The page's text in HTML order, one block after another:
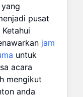
pusat
jam
untuk
acara
mengikut
anda